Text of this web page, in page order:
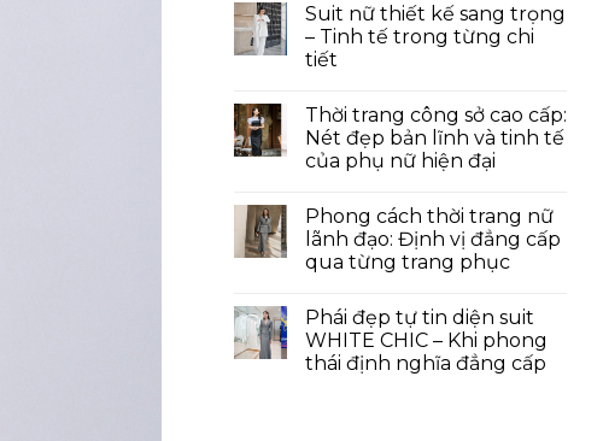
Suit nữ thiết kế sang trọng
– Tinh tế trong từng chi
tiết
Thời trang công sở cao cấp:
Nét đẹp bản lĩnh và tinh tế
của phụ nữ hiện đại
Phong cách thời trang nữ
lãnh đạo: Định vị đẳng cấp
qua từng trang phục
Phái đẹp tự tin diện suit
WHITE CHIC – Khi phong
thái định nghĩa đẳng cấp